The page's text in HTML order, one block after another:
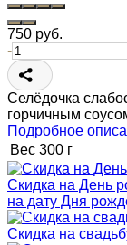
750 руб.
-
Селёдочка
горчичным
Подробное
Вес 300 г
Скидка на День
на дату Дня
Скидка на